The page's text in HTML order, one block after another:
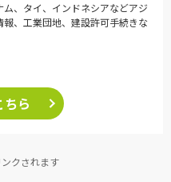
、タイ、インドネシアなどアジ
、工業団地、建設許可手続きな
ちら
クされます